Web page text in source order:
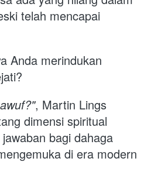
telah mencapai
Anda merindukan
, Martin Lings
dimensi spiritual
bagi dahaga
di era modern